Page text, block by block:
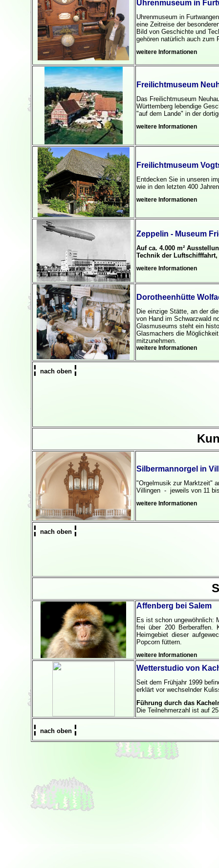
Uhrenmuseum in
Uhrenmuseum in
eine Zeitreise der
Bild von Geschichte und
gehören natürlich auch zum
weitere Informationen
Freilichtmuseum
Das Freilichtmuseum
Württemberg lebendige
"auf dem Lande" in der
weitere Informationen
Freilichtmuseum
Entdecken Sie in unseren
wie in den letzten 400
weitere Informationen
Zeppelin - Museum
Auf ca. 4.000 m²
Technik der
weitere Informationen
Dorotheenhütte
Die einzige Stätte, an der
von Hand im Schwarzwald
Glasmuseums steht ein
Glasmachers die
mitzunehmen.
weitere Informationen
¦ nach oben ¦
Silbermannorgel in
"Orgelmusik zur Marktzeit"
Villingen - jeweils von 11
weitere Informationen
¦ nach oben ¦
Affenberg bei Salem
Es ist schon ungewöhnlich:
frei über 200 Berberaffen.
Heimgebiet dieser
Popcorn füttern.
weitere Informationen
Wetterstudio von
Seit dem Frühjahr 1999
erklärt vor wechselnder
Führung durch das
Die Teilnehmerzahl ist auf
¦ nach oben ¦